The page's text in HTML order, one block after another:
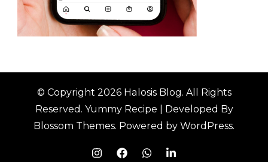
© Copyright 2026 Halosis Blog. All Rights
Reserved. Yummy Recipe | Developed By
Blossom Themes. Powered by WordPress.